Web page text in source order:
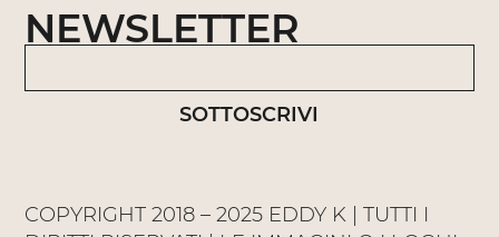
COPYRIGHT 2018 – 2025 EDDY K | TUTTI I
SOTTOSCRIVI
NEWSLETTER